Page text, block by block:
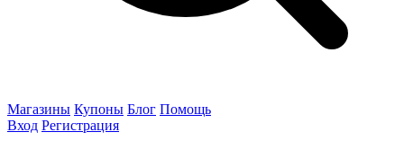
Магазины Купоны Блог Помощь
Вход Регистрация